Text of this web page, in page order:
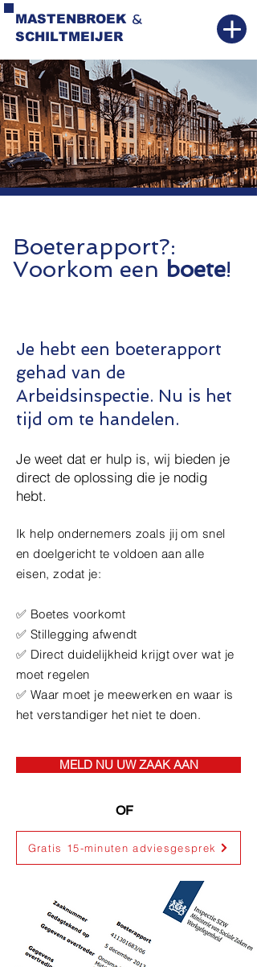
MASTENBROEK
SCHILTMEIJER
&
Boeterapport?:
Voorkom een boete!
Je hebt een boeterapport
gehad van de
Arbeidsinspectie. Nu is het
tijd om te handelen.
Je weet dat er hulp is, wij bieden je
direct de oplossing die je nodig
hebt.
Ik help ondernemers zoals jij om snel
en doelgericht te voldoen aan alle
eisen, zodat je:
✅ Boetes voorkomt
✅ Stillegging afwendt
✅ Direct duidelijkheid krijgt over wat je
moet regelen
✅ Waar moet je meewerken en waar is
het verstandiger het niet te doen.
MELD NU UW ZAAK AAN
OF
Gratis 15-minuten adviesgesprek